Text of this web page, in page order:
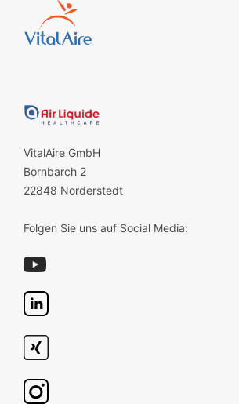
VitalAire GmbH
Bornbarch 2
22848 Norderstedt
Folgen Sie uns auf Social Media: